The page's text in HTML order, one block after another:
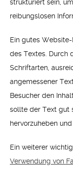
strukturiert sein,
reibungslosen
Ein gutes
des Textes. Durch
Schriftarten,
angemessener
Besucher den
sollte der Text gut
hervorzuheben
Ein weiterer
Verwendung von